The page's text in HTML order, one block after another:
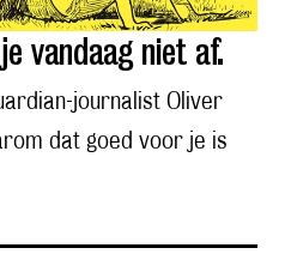
vandaag niet af.
journalist Oliver
dat goed voor je is